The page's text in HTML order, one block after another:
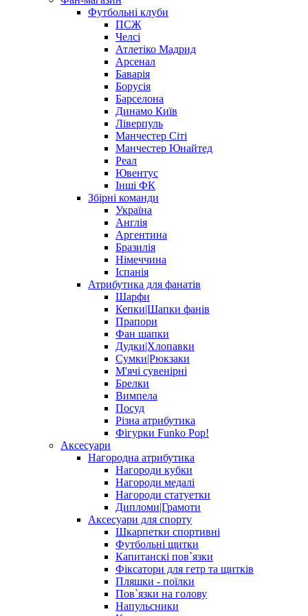
Футбольні клуби
ПСЖ
Челсі
Атлетіко Мадрид
Арсенал
Баварія
Борусія
Барселона
Динамо Київ
Ліверпуль
Манчестер Сіті
Манчестер Юнайтед
Реал
Ювентус
Інші ФК
Збірні команди
Україна
Англія
Аргентина
Бразилія
Німеччина
Іспанія
Атрибутика для фанатів
Шарфи
Кепки|Шапки фанів
Прапори
Фан шапки
Дудки|Хлопавки
Сумки|Рюкзаки
М'ячі сувенірні
Брелки
Вимпела
Посуд
Різна атрибутика
Фігурки Funko Pop!
Аксесуари
Нагородна атрибутика
Нагороди кубки
Нагороди медалі
Нагороди статуетки
Дипломи|Грамоти
Аксесуари для спорту
Шкарпетки спортивні
Футбольні щитки
Капитанскі пов`язки
Фіксатори для гетр та щитків
Пляшки - поїлки
Пов`язки на голову
Напульсники